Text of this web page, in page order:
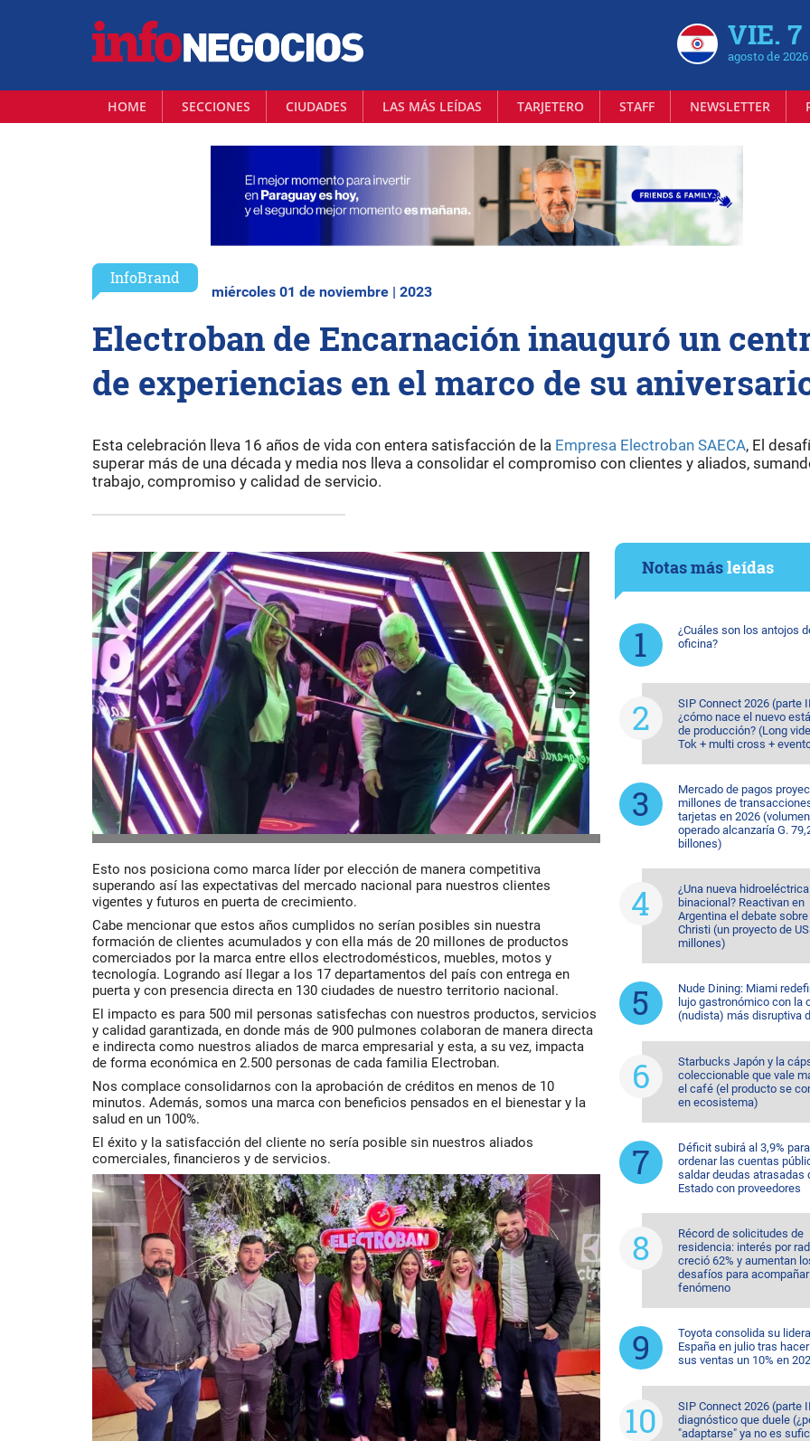
VIE. 7
agosto de 2026
HOME SECCIONES CIUDADES LAS MÁS LEÍDAS TARJETERO STAFF NEWSLETTER
InfoBrand
miércoles 01 de noviembre | 2023
Electroban de Encarnación inauguró un
de experiencias en el marco de su
Esta celebración lleva 16 años de vida con entera satisfacción de la Empresa Electroban SAECA, El
superar más de una década y media nos lleva a consolidar el compromiso con clientes y aliados,
trabajo, compromiso y calidad de servicio.
Esto nos posiciona como marca líder por elección de manera competitiva
superando así las expectativas del mercado nacional para nuestros clientes
vigentes y futuros en puerta de crecimiento.
Cabe mencionar que estos años cumplidos no serían posibles sin nuestra
formación de clientes acumulados y con ella más de 20 millones de productos
comerciados por la marca entre ellos electrodomésticos, muebles, motos y
tecnología. Logrando así llegar a los 17 departamentos del país con entrega en
puerta y con presencia directa en 130 ciudades de nuestro territorio nacional.
El impacto es para 500 mil personas satisfechas con nuestros productos, servicios
y calidad garantizada, en donde más de 900 pulmones colaboran de manera directa
e indirecta como nuestros aliados de marca empresarial y esta, a su vez, impacta
de forma económica en 2.500 personas de cada familia Electroban.
Nos complace consolidarnos con la aprobación de créditos en menos de 10
minutos. Además, somos una marca con beneficios pensados en el bienestar y la
salud en un 100%.
El éxito y la satisfacción del cliente no sería posible sin nuestros aliados
comerciales, financieros y de servicios.
Notas másleídas
¿Cuáles son los antojos
oficina?
SIP Connect 2026 (parte
¿cómo nace el nuevo
de producción? (Long
Tok + multi cross +
Mercado de pagos
millones de
tarjetas en 2026 (volumen
operado alcanzaría G.
billones)
¿Una nueva hidroeléctrica
binacional? Reactivan en
Argentina el debate
Christi (un proyecto de
millones)
Nude Dining: Miami
lujo gastronómico con la
(nudista) más disruptiva
Starbucks Japón y la
coleccionable que vale
el café (el producto se
en ecosistema)
Déficit subirá al 3,9% para
ordenar las cuentas
saldar deudas atrasadas
Estado con proveedores
Récord de solicitudes de
residencia: interés por
creció 62% y aumentan
desafíos para
fenómeno
Toyota consolida su
España en julio tras
sus ventas un 10% en
SIP Connect 2026 (parte
diagnóstico que duele
"adaptarse" ya no es